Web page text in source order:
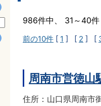
986件中、 31～40
前の10件 [ 1 ] [ 2 ] [
周南市営徳山
住所：山口県周南市